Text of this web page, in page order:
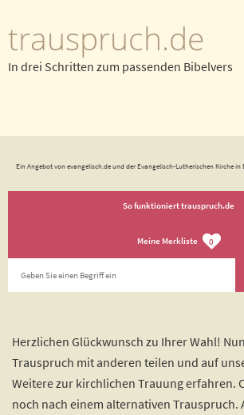
trauspruch.de
In drei Schritten zum passenden Bibelvers
Ein Angebot von evangelisch.de und der Evangelisch-Lutherischen Kirche in
So funktioniert trauspruch.de
Meine Merkliste 0
Herzlichen Glückwunsch zu Ihrer Wahl!
Trauspruch mit anderen teilen und auf
Weitere zur kirchlichen Trauung erfahren.
noch nach einem alternativen Trauspruch.